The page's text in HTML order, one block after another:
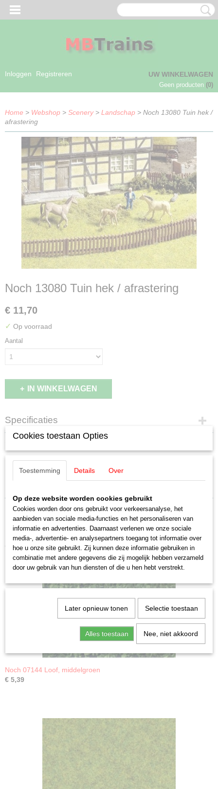
Inloggen Registreren UW WINKELWAGEN
Geen producten (0)
Home > Webshop > Scenery> Landschap > Noch 13080 Tuin hek /
afrastering
Noch 13080 Tuin hek / afrastering
€ 11,70
✓ Op voorraad
Aantal
IN WINKELWAGEN
Specificaties
EAN code
Productcode leverancier
13080
Staat
Noch 13080 Tuin hek / afrastering
18 delen, 1,3 cm hoog, 97 cm lang H0
Ook interessant
Noch 07144 Loof, middelgroen
€ 5,39
Cookies toestaan Opties
Toestemming Details Over
Op deze website worden cookies gebruikt
Cookies worden door ons gebruikt voor verkeersanalyse, het
aanbieden van sociale media-functies en het personaliseren van
informatie en advertenties. Daarnaast verlenen we onze sociale
media-, advertentie- en analysepartners toegang tot informatie over
hoe u onze site gebruikt. Zij kunnen deze informatie gebruiken in
combinatie met andere gegevens die zij mogelijk hebben verzameld
door uw gebruik van hun diensten of die u hen hebt verstrekt.
Later opnieuw tonen Selectie toestaan
Alles toestaan Nee, niet akkoord